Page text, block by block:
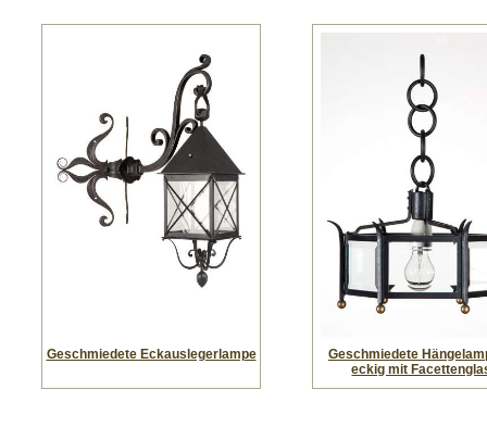
Geschmiedete Eckauslegerlampe
Geschmiedete
eckig mit